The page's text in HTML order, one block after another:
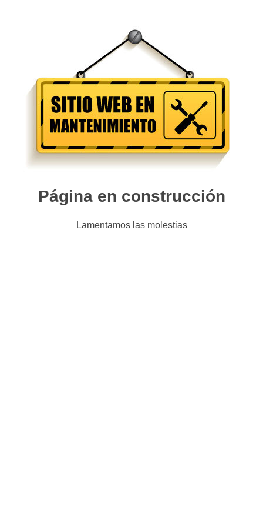
Página en construcción
Lamentamos las molestias